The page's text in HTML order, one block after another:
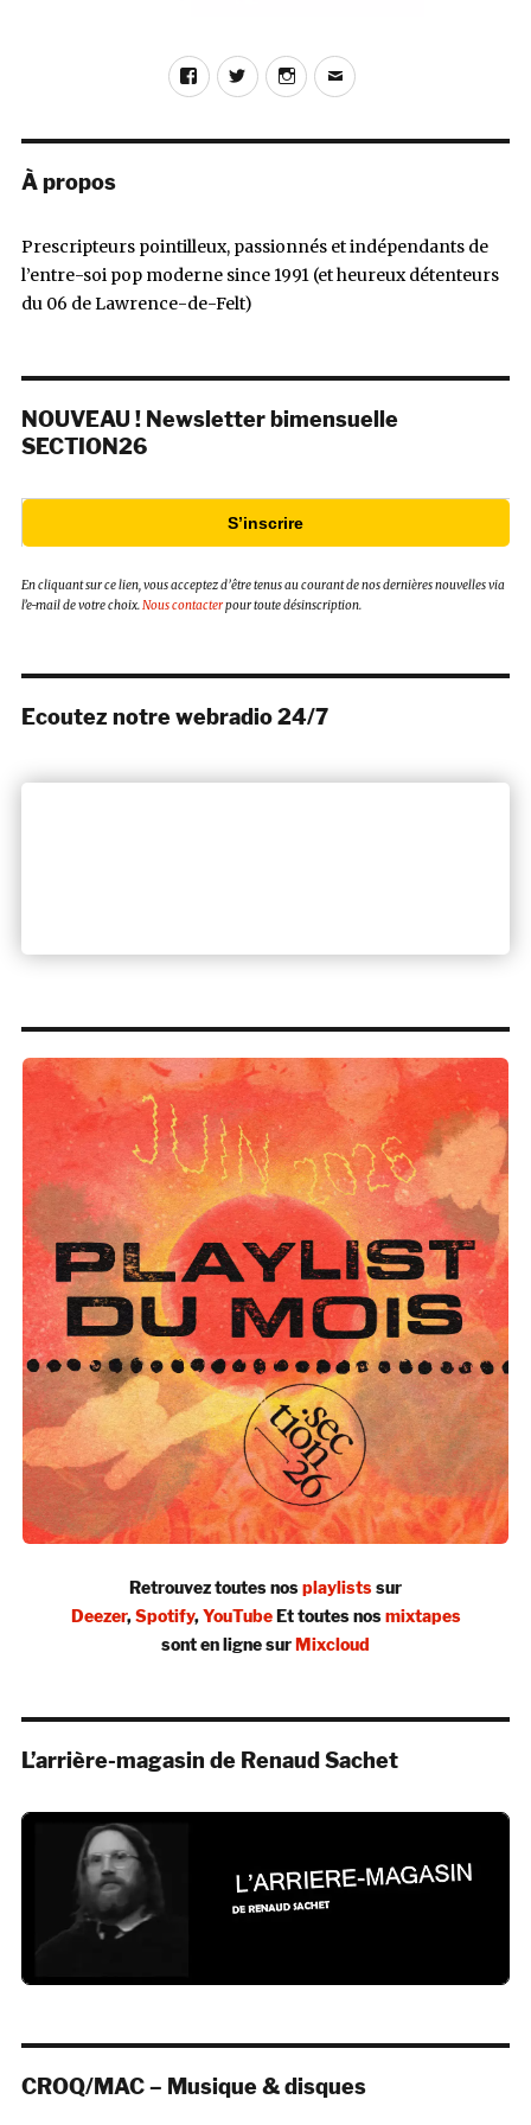
FacebookTwitterInstagram
E-
À propos
Prescripteurs pointilleux, passionnés et indépendants de
l’entre-soi pop moderne since 1991 (et heureux détenteurs
du 06 de Lawrence-de-Felt)
NOUVEAU ! Newsletter bimensuelle
SECTION26
S’inscrire
En cliquant sur ce lien, vous acceptez d’être tenus au courant de nos dernières nouvelles via
l’e-mail de votre choix.Nous contacterpour toute désinscription.
Ecoutez notre webradio 24/7
Retrouvez toutes nosplaylistssur
Deezer,Spotify,YouTubeEt toutes nosmixtapes
sont en ligne surMixcloud
L’arrière-magasin de Renaud Sachet
CROQ/MAC – Musique & disques